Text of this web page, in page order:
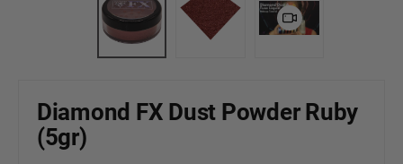
Diamond FX Dust Powder Ruby
(5gr)